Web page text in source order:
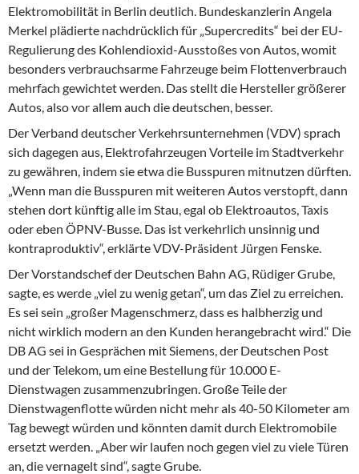
Elektromobilität in Berlin deutlich. Bundeskanzlerin Angela
Merkel plädierte nachdrücklich für „Supercredits“ bei der EU-
Regulierung des Kohlendioxid-Ausstoßes von Autos, womit
besonders verbrauchsarme Fahrzeuge beim Flottenverbrauch
mehrfach gewichtet werden. Das stellt die Hersteller größerer
Autos, also vor allem auch die deutschen, besser.
Der Verband deutscher Verkehrsunternehmen (VDV) sprach
sich dagegen aus, Elektrofahrzeugen Vorteile im Stadtverkehr
zu gewähren, indem sie etwa die Busspuren mitnutzen dürften.
„Wenn man die Busspuren mit weiteren Autos verstopft, dann
stehen dort künftig alle im Stau, egal ob Elektroautos, Taxis
oder eben ÖPNV-Busse. Das ist verkehrlich unsinnig und
kontraproduktiv“, erklärte VDV-Präsident Jürgen Fenske.
Der Vorstandschef der Deutschen Bahn AG, Rüdiger Grube,
sagte, es werde „viel zu wenig getan“, um das Ziel zu erreichen.
Es sei sein „großer Magenschmerz, dass es halbherzig und
nicht wirklich modern an den Kunden herangebracht wird.“ Die
DB AG sei in Gesprächen mit Siemens, der Deutschen Post
und der Telekom, um eine Bestellung für 10.000 E-
Dienstwagen zusammenzubringen. Große Teile der
Dienstwagenflotte würden nicht mehr als 40-50 Kilometer am
Tag bewegt würden und könnten damit durch Elektromobile
ersetzt werden. „Aber wir laufen noch gegen viel zu viele Türen
an, die vernagelt sind“, sagte Grube.